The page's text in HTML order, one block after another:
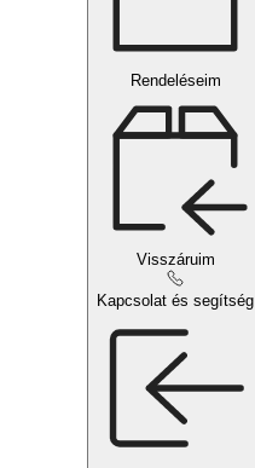
Rendeléseim
Visszáruim
Kapcsolat és segítség